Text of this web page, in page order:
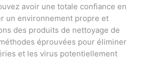
avoir une totale confiance en
un environnement propre et
des produits de nettoyage de
éprouvées pour éliminer
et les virus potentiellement